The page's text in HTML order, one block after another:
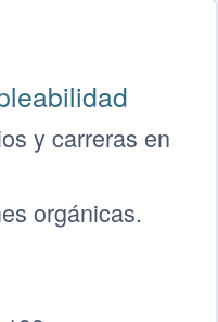
y carreras en
orgánicas.